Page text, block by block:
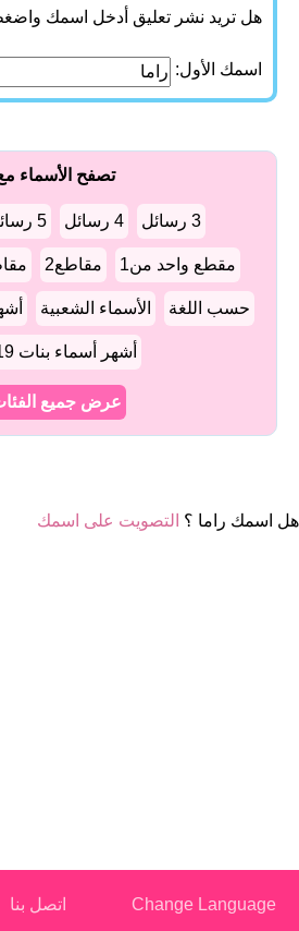
هل تريد نشر تعليق أدخل اسمك
اسمك الأول:
تصفح الأسماء
3 رسائل 4 رسائل 5 رسائل
مقطع واحد من1 مقاطع2
حسب اللغة الأسماء الشعبية
أشهر أسماء بنات 2019
عرض جميع
هل اسمك راما ؟ التصويت على اسمك
Change Language اتصل بنا